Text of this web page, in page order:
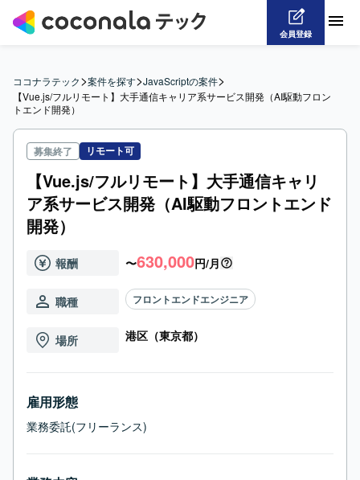
会員登録
ココナラテック>案件を探す>JavaScriptの案件>
【Vue.js/フルリモート】大手通信キャリア系サービス開発（AI駆動フロン
トエンド開発）
募集終了 リモート可
【Vue.js/フルリモート】大手通信キャリ
ア系サービス開発（AI駆動フロントエンド
開発）
報酬 〜630,000円/月
職種 フロントエンドエンジニア
場所 港区（東京都）
雇用形態
業務委託(フリーランス)